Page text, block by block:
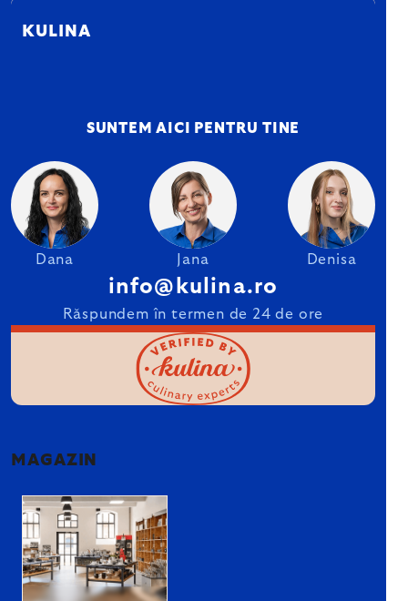
KULINA
SUNTEM AICI PENTRU TINE
Dana Jana Denisa
info@kulina.ro
Răspundem în termen de 24 de ore
MAGAZIN